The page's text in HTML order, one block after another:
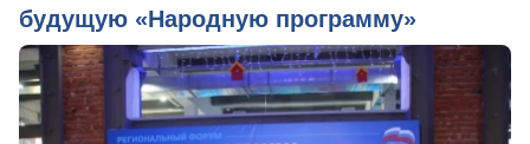
будущую «Народную программу»